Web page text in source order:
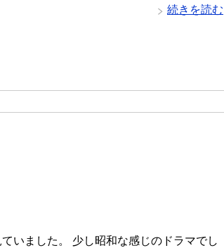
続きを読む
ていました。 少し昭和な感じのドラマでし